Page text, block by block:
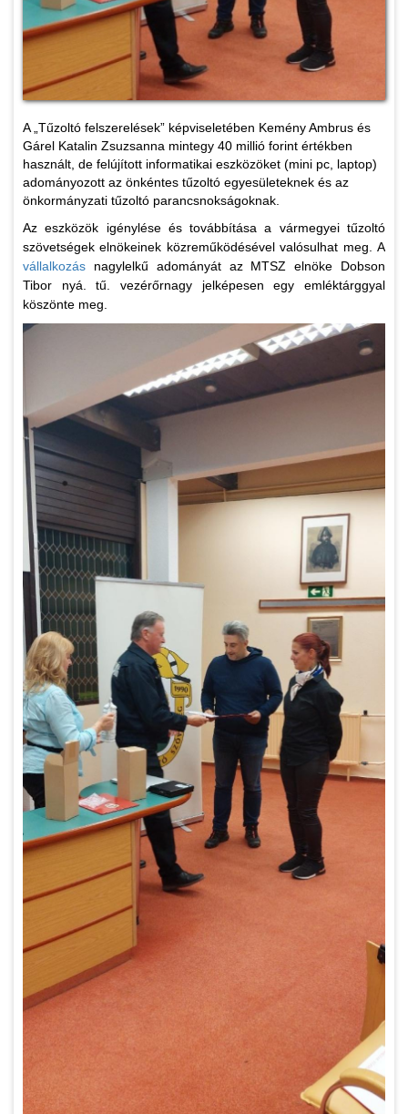
A „Tűzoltó felszerelések” képviseletében Kemény Ambrus és
Gárel Katalin Zsuzsanna mintegy 40 millió forint értékben
használt, de felújított informatikai eszközöket (mini pc, laptop)
adományozott az önkéntes tűzoltó egyesületeknek és az
önkormányzati tűzoltó parancsnokságoknak.
Az eszközök igénylése és továbbítása a vármegyei tűzoltó
szövetségek elnökeinek közreműködésével valósulhat meg. A
vállalkozás nagylelkű adományát az MTSZ elnöke Dobson
Tibor nyá. tű. vezérőrnagy jelképesen egy emléktárggyal
köszönte meg.